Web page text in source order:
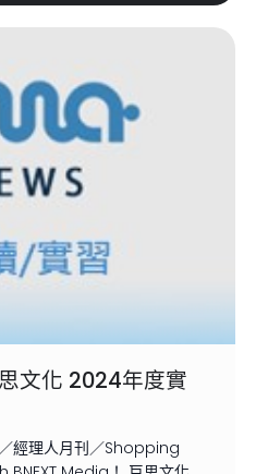
文化 2024年度實
／經理人月刊／Shopping